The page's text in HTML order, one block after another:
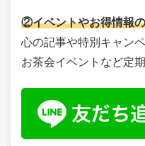
②イベントやお得情報
心の記事や特別キャン
お茶会イベントなど定